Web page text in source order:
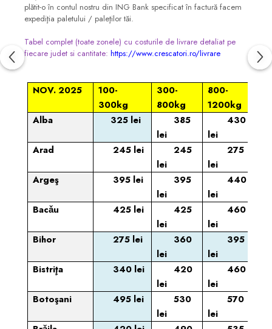
plătit-o în contul nostru din ING Bank specificat în factură facem
expediţia paletului / paleţilor tăi.
Tabel complet (toate zonele) cu costurile de livrare detaliat pe
fiecare judet si cantitate: https://www.crescatori.ro/livrare
NOV. 2025
100-
300kg
300-
800kg
800-
1200kg
Alba
325 lei
385
lei
430
lei
Arad
245 lei
245
lei
275
lei
Argeş
395 lei
395
lei
440
lei
Bacǎu
425 lei
425
lei
460
lei
Bihor
275 lei
360
lei
395
lei
Bistriţa
340 lei
420
lei
460
lei
Botoşani
495 lei
530
lei
570
lei